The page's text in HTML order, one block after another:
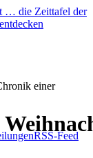
… die Zeittafel der
einer
RSS-Feed